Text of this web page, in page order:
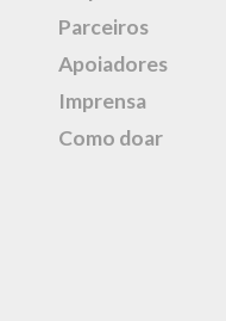
Parceiros
Apoiadores
Imprensa
Como doar